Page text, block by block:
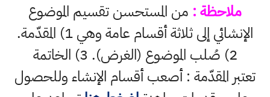
ملاحظة : من المستحسن تقسيم الموضوع
الإنشائي إلى ثلاثة أقسام عامة وهي 1) المقدّمة.
2) صُلب الموضوع (الغرض). 3) الخاتمة
تعتبر المقدّمة : أصعب أقسام الإنشاء وللحصول